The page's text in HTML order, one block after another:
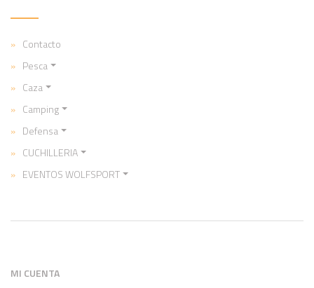
Contacto
Pesca
Caza
Camping
Defensa
CUCHILLERIA
EVENTOS WOLFSPORT
MI CUENTA